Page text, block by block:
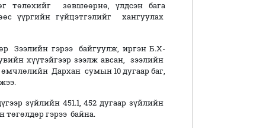
төлөхийг зөвшөөрнө, үлдсэн бага
үүргийн гүйцэтгэлийг хангуулах
Зээлийн гэрээ байгуулж, иргэн Б.Х-
хүүтэйгээр зээлж авсан, зээлийн
Дархан сумын 10 дугаар баг,
зүйлийн 451.1, 452 дугаар зүйлийн
төгөлдөр гэрээ байна.